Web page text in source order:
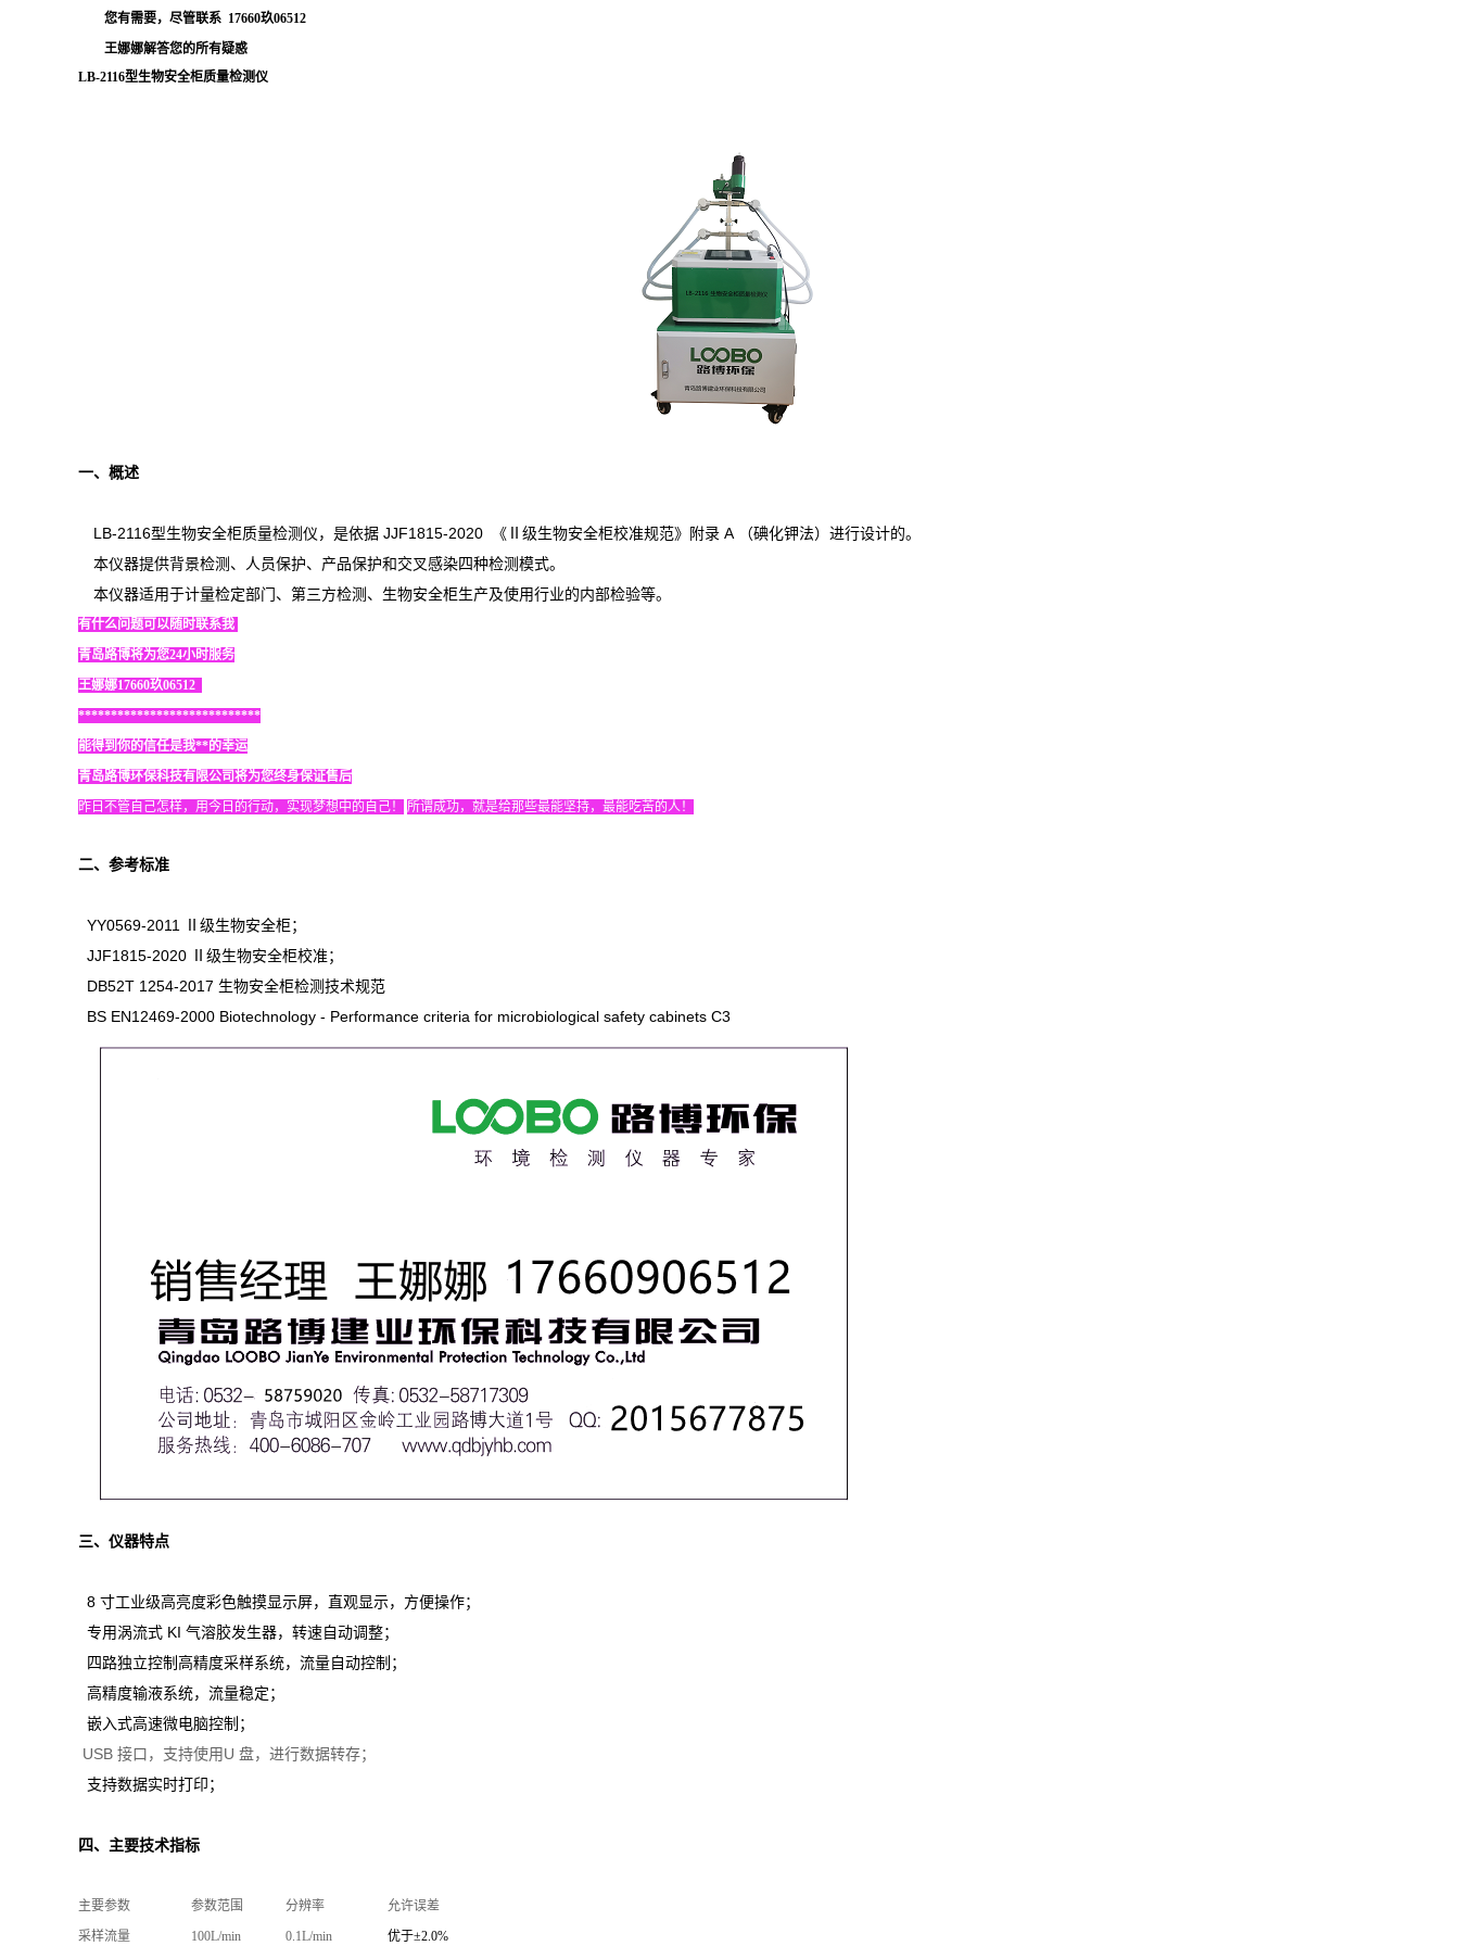
您有需要，尽管联系 17660玖06512
王娜娜解答您的所有疑惑
LB-2116型生物安全柜质量检测仪
一、 概述
LB-2116型生物安全柜质量检测仪，是依据 JJF1815-2020 《 级生物安全柜校准规范》附录 A
（碘化钾法）进行设计的。
本仪器提供背景检测、人员保护、产品保护和交叉感染四种检测模式。
本仪器适用于计量检定部门、第三方检测、生物安全柜生产及使用行业的内部检验等。
有什么问题可以随时联系我
青岛路博将为您24小时服务
王娜娜17660玖06512
****************************
能得到你的信任是我**的幸运
青岛路博环保科技有限公司将为您终身保证售后
昨日不管自己怎样，用今日的行动，实现梦想中的自己！
所谓成功，就是给那些最能坚持，最能吃苦的人！
二、 参考标准
YY0569-2011 Ⅱ 级生物安全柜；
JJF1815-2020 Ⅱ 级生物安全柜校准；
DB52T 1254-2017 生物安全柜检测技术规范
BS EN12469-2000 Biotechnology - Performance criteria for microbiological safety cabinets C3
三、仪器特点
8 寸工业级高亮度彩色触摸显示屏，直观显示，方便操作；
专用涡流式 KI 气溶胶发生器，转速自动调整；
四路独立控制高精度采样系统，流量自动控制；
高精度输液系统，流量稳定；
嵌入式高速微电脑控制；
USB 接口，支持使用U 盘，进行数据转存；
支持数据实时打印；
四、主要技术指标
主要参数 参数范围 分辨率
允许误差
采样流量
100L/min 0.1L/min 优于±2.0%